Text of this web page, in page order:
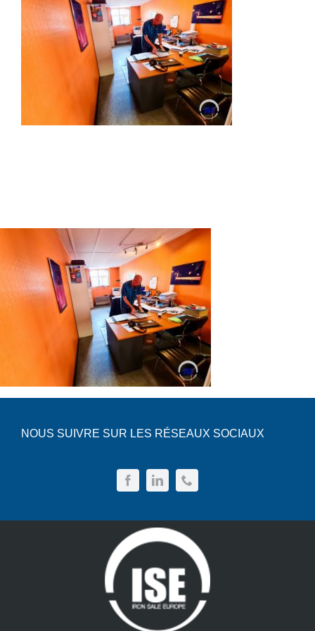
Autres produits
Boulonnerie spéciale
Français
Nederlands
NOUS SUIVRE SUR LES RÉSEAUX SOCIAUX